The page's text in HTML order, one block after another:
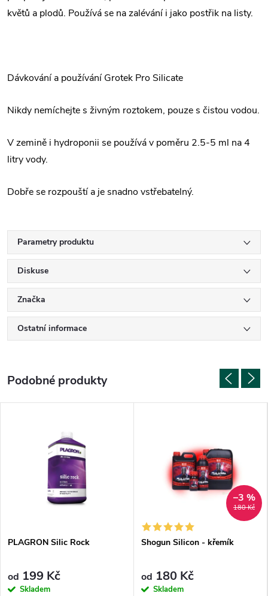
květů a plodů. Používá se na zalévání i jako postřik na listy.
Dávkování a používání Grotek Pro Silicate
Nikdy nemíchejte s živným roztokem, pouze s čistou vodou.
V zemině i hydroponii se používá v poměru 2.5-5 ml na 4
litry vody.
Dobře se rozpouští a je snadno vstřebatelný.
Parametry produktu
Diskuse
Značka
Ostatní informace
PLAGRON Silic Rock
od 199 Kč
Skladem
180 Kč
–3 %
Shogun Silicon - křemík
od 180 Kč
Skladem